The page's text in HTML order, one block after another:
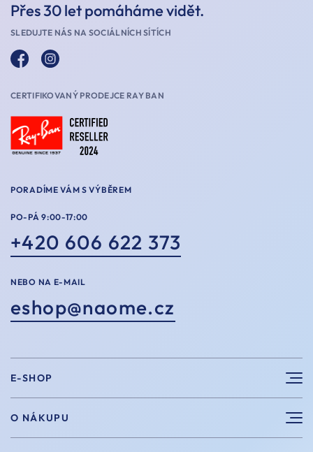
Přes 30 let pomáháme vidět.
SLEDUJTE NÁS NA SOCIÁLNÍCH SÍTÍCH
CERTIFIKOVANÝ PRODEJCE RAY BAN
PORADÍME VÁM S VÝBĚREM
PO-PÁ 9:00-17:00
+420 606 622 373
NEBO NA E-MAIL
eshop@naome.cz
E-SHOP
Sluneční brýle
Sportovní brýle
O NÁKUPU